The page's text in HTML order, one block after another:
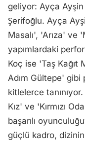
geliyor: Ayça
Şerifoğlu. Ayça
Masalı', 'Arıza' ve
yapımlardaki
Koç ise 'Taş Kağıt
Adım Gültepe'
kitlelerce
Kız' ve 'Kırmızı
başarılı
güçlü kadro,